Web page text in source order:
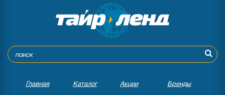
Главная Каталог Акции Бренды